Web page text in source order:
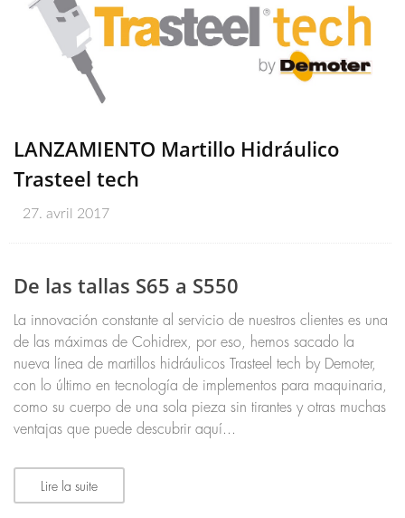
LANZAMIENTO Martillo Hidráulico
Trasteel tech
27. avril 2017
De las tallas S65 a S550
La innovación constante al servicio de nuestros clientes es una
de las máximas de Cohidrex, por eso, hemos sacado la
nueva línea de martillos hidráulicos Trasteel tech by Demoter,
con lo último en tecnología de implementos para maquinaria,
como su cuerpo de una sola pieza sin tirantes y otras muchas
ventajas que puede descubrir aquí...
Lire la suite